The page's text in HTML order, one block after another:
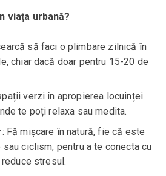
viața urbană?
să faci o plimbare zilnică în
chiar dacă doar pentru 15-20 de
verzi în apropierea locuinței
te poți relaxa sau medita.
: Fă mișcare în natură, fie că este
ciclism, pentru a te conecta cu
stresul.